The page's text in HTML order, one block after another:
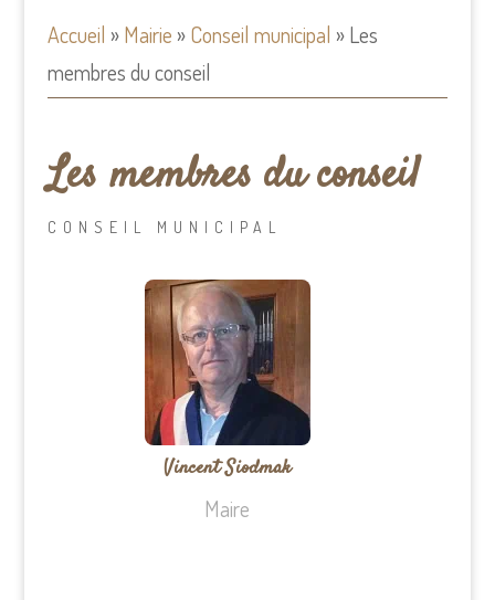
Accueil »Mairie »Conseil municipal »Les
membres du conseil
Les membres du conseil
CONSEIL MUNICIPAL
Vincent Siodmak
Maire